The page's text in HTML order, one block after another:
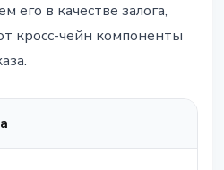
его в качестве залога,
кросс-чейн компоненты